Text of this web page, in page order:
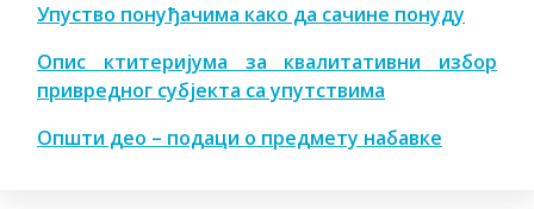
Упуство понуђачима како да сачине понуду
Опис ктитеријума за квалитативни избор
привредног субјекта са упутствима
Општи део – подаци о предмету набавке